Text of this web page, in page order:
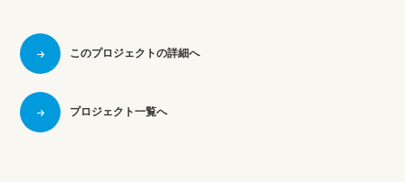
このプロジェクトの詳細へ
プロジェクト一覧へ